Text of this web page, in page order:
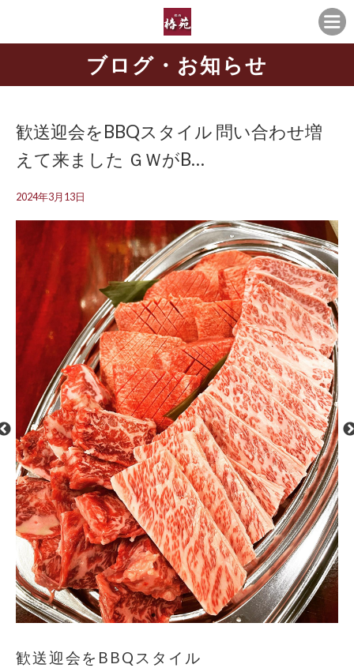
ブログ・お知らせ
歓送迎会をBBQスタイル 問い合わせ増
えて来ました ＧＷがB…
2024年3月13日
歓送迎会をBBQスタイル